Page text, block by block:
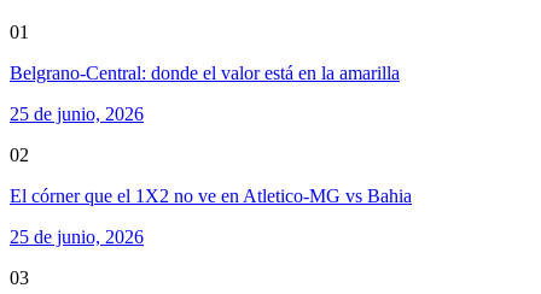
01
Belgrano-Central: donde el valor está en la amarilla
25 de junio, 2026
02
El córner que el 1X2 no ve en Atletico-MG vs Bahia
25 de junio, 2026
03